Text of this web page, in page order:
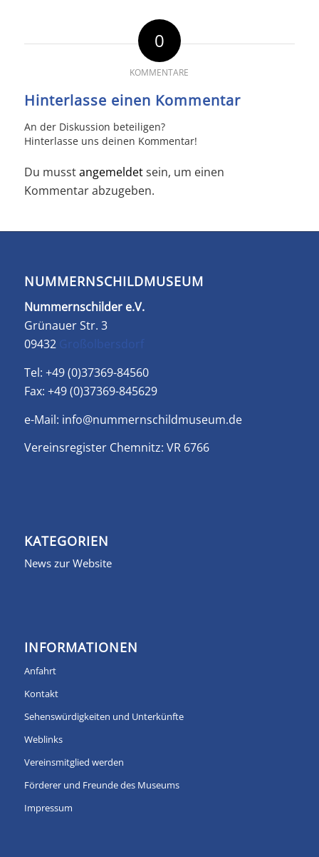
0
KOMMENTARE
Hinterlasse einen Kommentar
An der Diskussion beteiligen?
Hinterlasse uns deinen Kommentar!
Du musstangemeldetsein, um einen
Kommentar abzugeben.
NUMMERNSCHILDMUSEUM
Nummernschilder e.V.
Grünauer Str. 3
09432 Großolbersdorf
Tel: +49 (0)37369-84560
Fax: +49 (0)37369-845629
e-Mail: info@nummernschildmuseum.de
Vereinsregister Chemnitz: VR 6766
KATEGORIEN
News zur Website
INFORMATIONEN
Anfahrt
Kontakt
Sehenswürdigkeiten und Unterkünfte
Weblinks
Vereinsmitglied werden
Förderer und Freunde des Museums
Impressum